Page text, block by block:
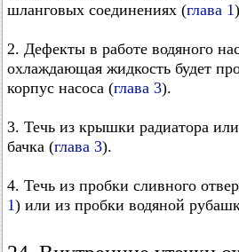
шланговых соединениях (глава 1
2. Дефекты в работе водяного
охлаждающая жидкость будет
корпус насоса (глава 3).
3. Течь из крышки радиатора
бачка (глава 3).
4. Течь из пробки сливного
1) или из пробки водяной